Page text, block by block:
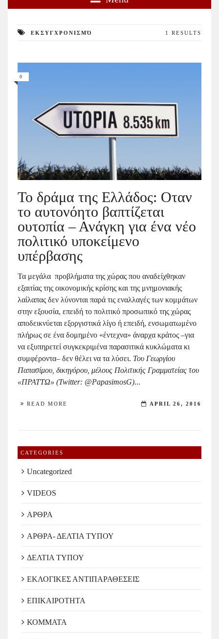
ΕΚΣΥΓΧΡΟΝΙΣΜΌ 1 RESULTS
0
Το δράμα της Ελλάδος: Οταν
το αυτονόητο βαπτίζεται
ουτοπία – Ανάγκη για ένα νέο
πολιτικό υποκείμενο
υπέρβασης
Τα μεγάλα προβλήματα της χώρας που αναδείχθηκαν
εξαιτίας της οικονομικής κρίσης και της μνημονιακής
λαίλαπας δεν λύνονται παρά τις εναλλαγές των κομμάτων
στην εξουσία, επειδή το πολιτικό προσωπικό της χώρας
αποδεικνύεται εξοργιστικά λίγο ή επειδή, ενσωματωμένο
πλήρως σε ένα δομημένο «έντεχνα» άναρχα κράτος –για
να εξυπηρετεί συγκεκριμένα παρασιτικά κυκλώματα κι
συμφέροντα– δεν θέλει να τα λύσει. Του Γεωργίου
Παπασίμου, δικηγόρου, μέλους Πολιτικής Γραμματείας του
«ΠΡΑΤΤΩ» (Twitter: @PapasimosG)...
READ MORE APRIL 26, 2016
CATEGORIES
Uncategorized
VIDEOS
ΑΡΘΡΑ
ΑΡΘΡΑ- ΔΕΛΤΙΑ ΤΥΠΟΥ
ΔΕΛΤΙΑ ΤΥΠΟΥ
ΕΚΛΟΓΙΚΕΣ ΑΝΤΙΠΑΡΑΘΕΣΕΙΣ
ΕΠΙΚΑΙΡΟΤΗΤΑ
ΚΟΜΜΑΤΑ